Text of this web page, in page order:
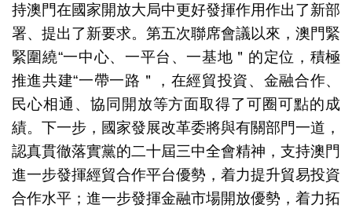
持澳門在國家開放大局中更好發揮作用作出了新部
署、提出了新要求。第五次聯席會議以來，澳門緊
緊圍繞“一中心、一平台、一基地＂的定位，積極
推進共建“一帶一路＂，在經貿投資、金融合作、
民心相通、協同開放等方面取得了可圈可點的成
績。下一步，國家發展改革委將與有關部門一道，
認真貫徹落實黨的二十屆三中全會精神，支持澳門
進一步發揮經貿合作平台優勢，着力提升貿易投資
合作水平；進一步發揮金融市場開放優勢，着力拓